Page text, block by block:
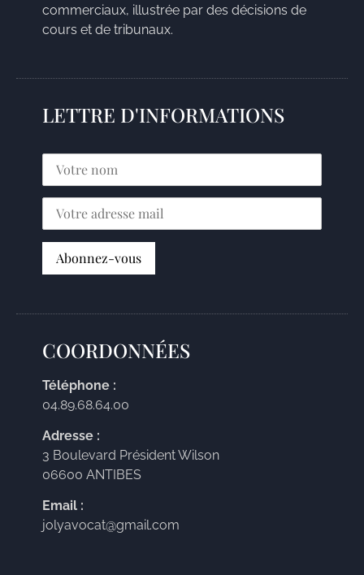
commerciaux, illustrée par des décisions de
cours et de tribunaux.
LETTRE D'INFORMATIONS
COORDONNÉES
Téléphone :
04.89.68.64.00
Adresse :
3 Boulevard Président Wilson
06600 ANTIBES
Email :
jolyavocat@gmail.com